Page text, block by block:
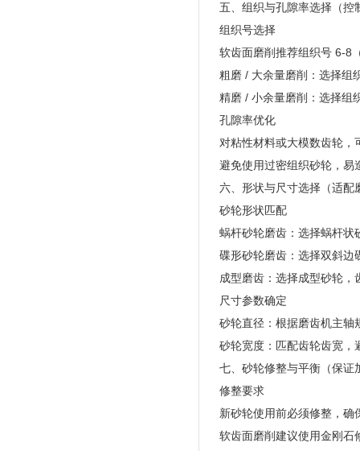
五、组织与孔隙率选择（控
组织号选择
软齿面磨削推荐组织号 6-8
粗磨 / 大余量磨削：选择组
精磨 / 小余量磨削：选择组
孔隙率优化
对粘性材料或大模数齿轮
避免使用过密组织砂轮，易
六、形状与尺寸选择（适配
砂轮形状匹配
蜗杆砂轮磨齿：选择蜗杆
碟形砂轮磨齿：选择双斜边
成型磨齿：选择成型砂轮，
尺寸参数确定
砂轮直径：根据磨齿机主轴
砂轮宽度：匹配齿轮齿宽，
七、砂轮修整与平衡（保证
修整要求
新砂轮使用前必须修整，确
软齿面磨削建议使用金刚